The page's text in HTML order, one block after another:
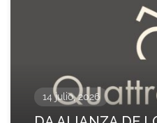
14 julio, 2026